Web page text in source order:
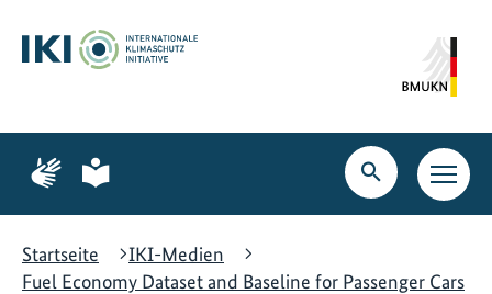
Hauptinhalt
springen
Suche
springen
Hauptnavigation
springen
Zur
Seite
Gebärdensprache
Zur
Seite
leichte
Suche
öffnen
Startseite
IKI-Medien
Fuel Economy Dataset and Baseline for Passenger Cars